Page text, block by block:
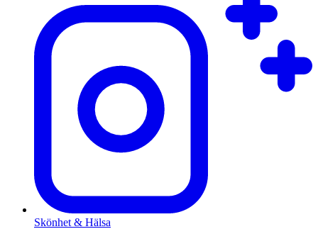
Skönhet & Hälsa